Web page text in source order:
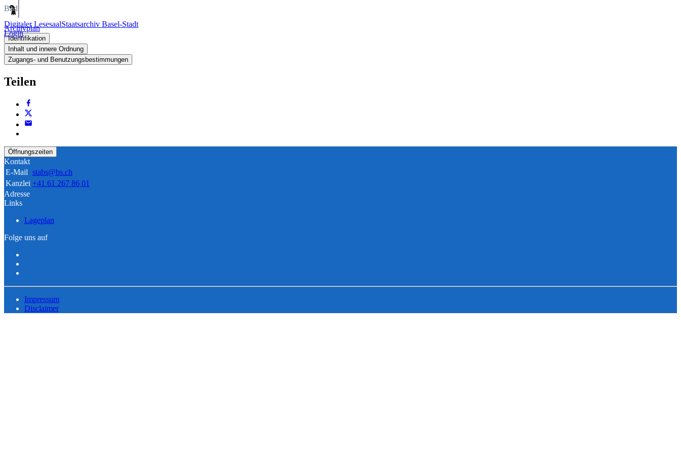
Digitaler LesesaalStaatsarchiv Basel-Stadt
Login
Bild
Archivplan
Identifikation
Inhalt und innere Ordnung
Zugangs- und Benutzungsbestimmungen
Teilen
Öffnungszeiten
Kontakt
E-Mail stabs@bs.ch
Kanzlei +41 61 267 86 01
Adresse
Links
Lageplan
Folge uns auf
Impressum
Disclaimer